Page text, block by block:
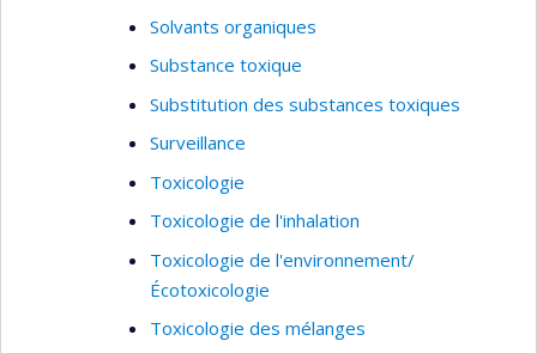
Solvants organiques
Substance toxique
Substitution des substances toxiques
Surveillance
Toxicologie
Toxicologie de l'inhalation
Toxicologie de l'environnement/
Écotoxicologie
Toxicologie des mélanges